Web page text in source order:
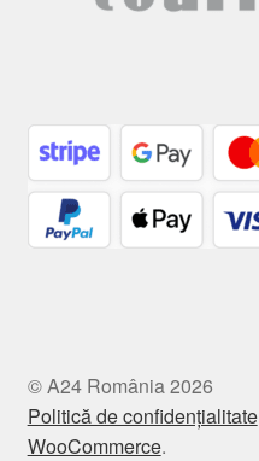
© A24 România 2026
Politică de confidențialitate
WooCommerce.